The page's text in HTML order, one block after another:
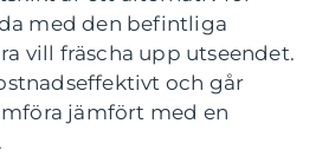
med den befintliga
vill fräscha upp utseendet.
och går
jämfört med en